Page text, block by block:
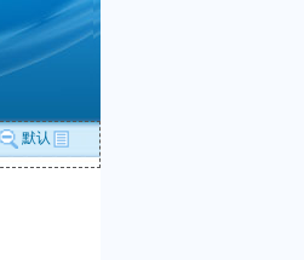
默认